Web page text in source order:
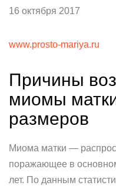
16 октября 2017
www.prosto-mariya.ru
Причины
миомы
размеров
Миома матки —
поражающее в
лет. По данным